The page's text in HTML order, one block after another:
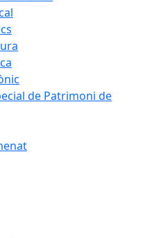
de Patrimoni de